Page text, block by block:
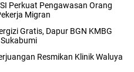
Perkuat Pengawasan Orang
Migran
Gratis, Dapur BGN KMBG
Resmikan Klinik Waluya